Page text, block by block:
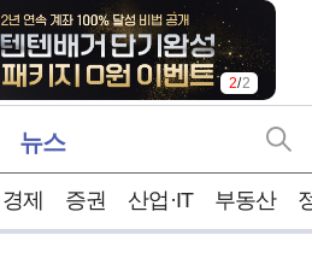
2/2
뉴스
경제 증권 산업·IT 부동산